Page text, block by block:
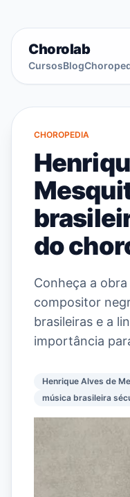
Chorolab
CursosBlog
CHOROPEDIA
do
Conheça a
compositor
brasileiras e a
importância
Henrique Alves de
música brasileira